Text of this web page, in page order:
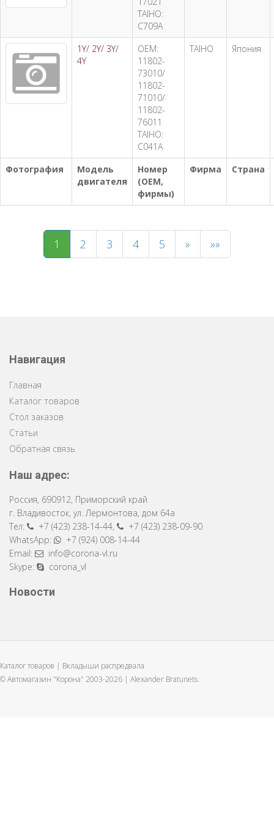
Фотография
Модель
двигателя
Номер
(OEM,
фирмы)
Фирма Страна
TAIHO:
C709A
1Y/ 2Y/ 3Y/
4Y
OEM:
11802-
73010/
11802-
71010/
11802-
76011
TAIHO:
C041A
TAIHO Япония
1 2 3 4 5 » »»
Навигация
Главная
Каталог товаров
Стол заказов
Статьи
Обратная связь
Наш адрес:
Россия, 690912, Приморский край
г. Владивосток, ул. Лермонтова, дом 64a
Тел:
+7 (423) 238-14-44,
+7 (423) 238-09-90
WhatsApp:
+7 (924) 008-14-44
Email:
info@corona-vl.ru
Skype:
corona_vl
Новости
Каталог товаров | Вкладыши распредвала
© Автомагазин "Корона" 2003-2026 | Alexander Bratunets.